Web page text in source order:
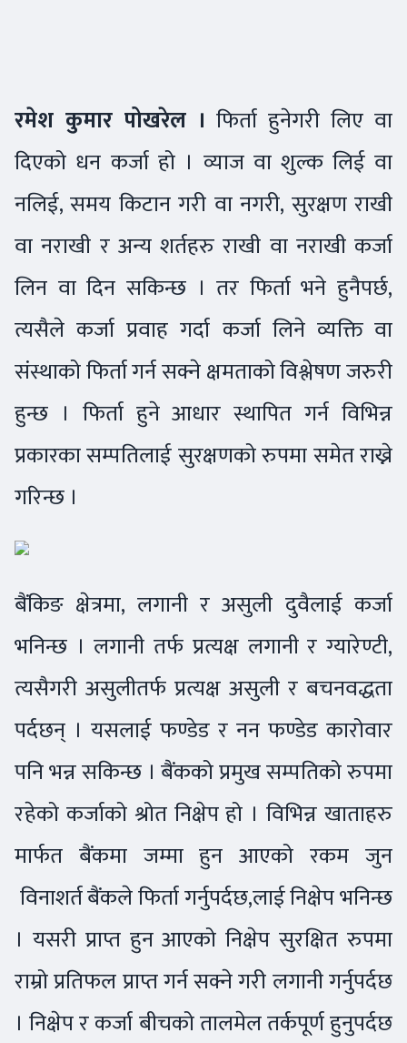
रमेश कुमार पोखरेल । फिर्ता हुनेगरी लिए वा
दिएको धन कर्जा हो । व्याज वा शुल्क लिई वा
नलिई, समय किटान गरी वा नगरी, सुरक्षण राखी
वा नराखी र अन्य शर्तहरु राखी वा नराखी कर्जा
लिन वा दिन सकिन्छ । तर फिर्ता भने हुनैपर्छ,
त्यसैले कर्जा प्रवाह गर्दा कर्जा लिने व्यक्ति वा
संस्थाको फिर्ता गर्न सक्ने क्षमताको विश्लेषण जरुरी
हुन्छ । फिर्ता हुने आधार स्थापित गर्न विभिन्न
प्रकारका सम्पतिलाई सुरक्षणको रुपमा समेत राख्ने
गरिन्छ ।
बैंकिङ क्षेत्रमा, लगानी र असुली दुवैलाई कर्जा
भनिन्छ । लगानी तर्फ प्रत्यक्ष लगानी र ग्यारेण्टी,
त्यसैगरी असुलीतर्फ प्रत्यक्ष असुली र बचनवद्धता
पर्दछन् । यसलाई फण्डेड र नन फण्डेड कारोवार
पनि भन्न सकिन्छ । बैंकको प्रमुख सम्पतिको रुपमा
रहेको कर्जाको श्रोत निक्षेप हो । विभिन्न खाताहरु
मार्फत बैंकमा जम्मा हुन आएको रकम जुन
विनाशर्त बैंकले फिर्ता गर्नुपर्दछ,लाई निक्षेप भनिन्छ
। यसरी प्राप्त हुन आएको निक्षेप सुरक्षित रुपमा
राम्रो प्रतिफल प्राप्त गर्न सक्ने गरी लगानी गर्नुपर्दछ
। निक्षेप र कर्जा बीचको तालमेल तर्कपूर्ण हुनुपर्दछ